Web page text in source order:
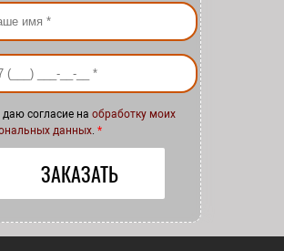
имя*
телефона*
даю согласие на обработку моих
данных. *